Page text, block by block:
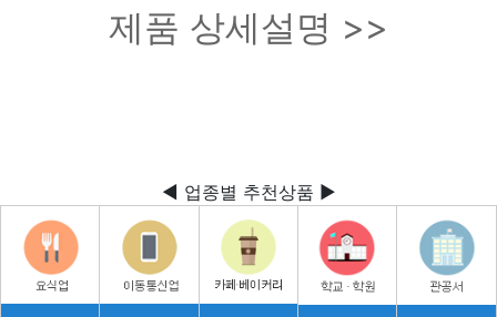
제품 상세설명 >>
◀ 업종별 추천상품 ▶